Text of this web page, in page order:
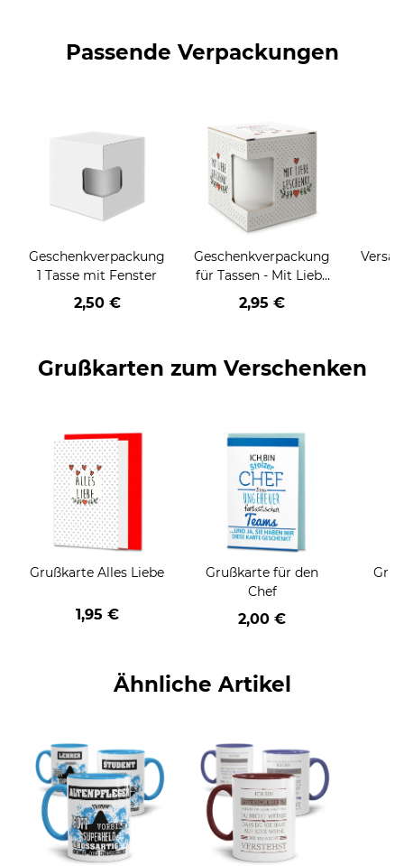
Passende Verpackungen
Geschenkverpackung
1 Tasse mit Fenster
2,50 €
Geschenkverpackung
für Tassen - Mit Liebe
geschenkt
2,95 €
Grußkarten zum Verschenken
Grußkarte Alles Liebe
1,95 €
Grußkarte für den
Chef
2,00 €
Ähnliche Artikel